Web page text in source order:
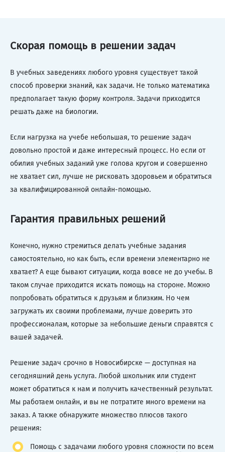
Скорая помощь в решении задач
В учебных заведениях любого уровня существует такой
способ проверки знаний, как задачи. Не только математика
предполагает такую форму контроля. Задачи приходится
решать даже на биологии.
Если нагрузка на учебе небольшая, то решение задач
довольно простой и даже интересный процесс. Но если от
обилия учебных заданий уже голова кругом и совершенно
не хватает сил, лучше не рисковать здоровьем и обратиться
за квалифицированной онлайн-помощью.
Гарантия правильных решений
Конечно, нужно стремиться делать учебные задания
самостоятельно, но как быть, если времени элементарно не
хватает? А еще бывают ситуации, когда вовсе не до учебы. В
таком случае приходится искать помощь на стороне. Можно
попробовать обратиться к друзьям и близким. Но чем
загружать их своими проблемами, лучше доверить это
профессионалам, которые за небольшие деньги справятся с
вашей задачей.
Решение задач срочно в Новосибирске — доступная на
сегодняшний день услуга. Любой школьник или студент
может обратиться к нам и получить качественный результат.
Мы работаем онлайн, и вы не потратите много времени на
заказ. А также обнаружите множество плюсов такого
решения:
Помощь с задачами любого уровня сложности по всем